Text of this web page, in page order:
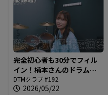
完全初心者も30分でフィル
イン！楠本さんのドラム体
験レッスン！＠DTMクラブ
#192
DTMクラブ #192
2026/05/22